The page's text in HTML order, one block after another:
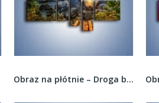
Obraz na płótnie – Droga bez wylotu –...